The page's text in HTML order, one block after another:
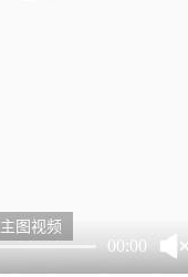
00:00
主图视频